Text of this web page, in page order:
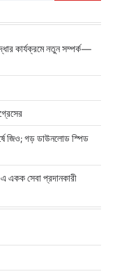
কার্যক্রমে নতুন সম্পর্ক—
জিও; গড় ডাউনলোড স্পিড
সেবা প্রদানকারী